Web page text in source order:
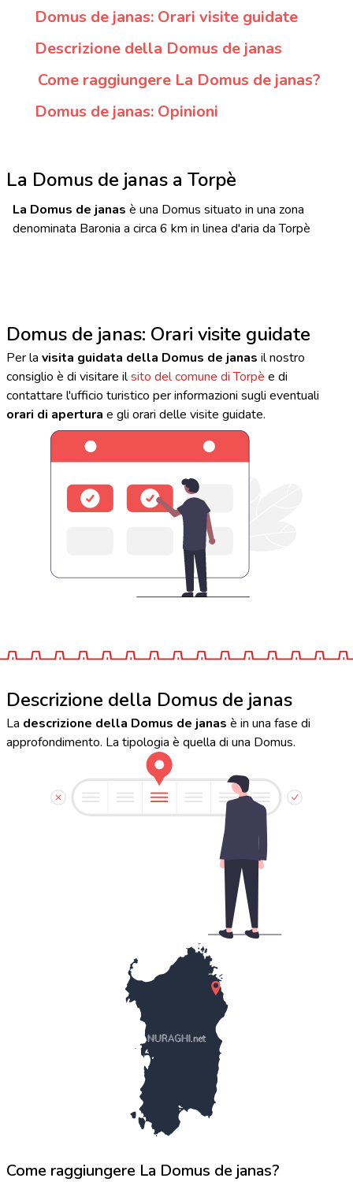
Domus de janas: Orari visite guidate
Descrizione della Domus de janas
Come raggiungere La Domus de janas?
Domus de janas: Opinioni
La Domus de janas a Torpè
La Domus de janas è una Domus situato in una zona
denominata Baronia a circa 6 km in linea d'aria da Torpè
Domus de janas: Orari visite guidate
Per la visita guidata della Domus de janas il nostro
consiglio è di visitare ilsito del comune di Torpè e di
contattare l'ufficio turistico per informazioni sugli eventuali
orari di apertura e gli orari delle visite guidate.
Descrizione della Domus de janas
La descrizione della Domus de janas è in una fase di
approfondimento. La tipologia è quella di una Domus.
NURAGHI.net
Come raggiungere La Domus de janas?